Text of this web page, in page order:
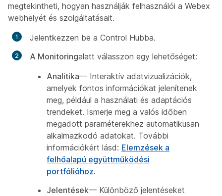
megtekintheti, hogyan használják felhasználói a Webex
webhelyét és szolgáltatásait.
Jelentkezzen be a Control Hubba.
A Monitoringalatt válasszon egy lehetőséget:
Analitika— Interaktív adatvizualizációk,
amelyek fontos információkat jelenítenek
meg, például a használati és adaptációs
trendeket. Ismerje meg a valós időben
megadott paraméterekhez automatikusan
alkalmazkodó adatokat. További
információkért lásd: Elemzések a
felhőalapú együttműködési
portfólióhoz.
Jelentések— Különböző jelentéseket